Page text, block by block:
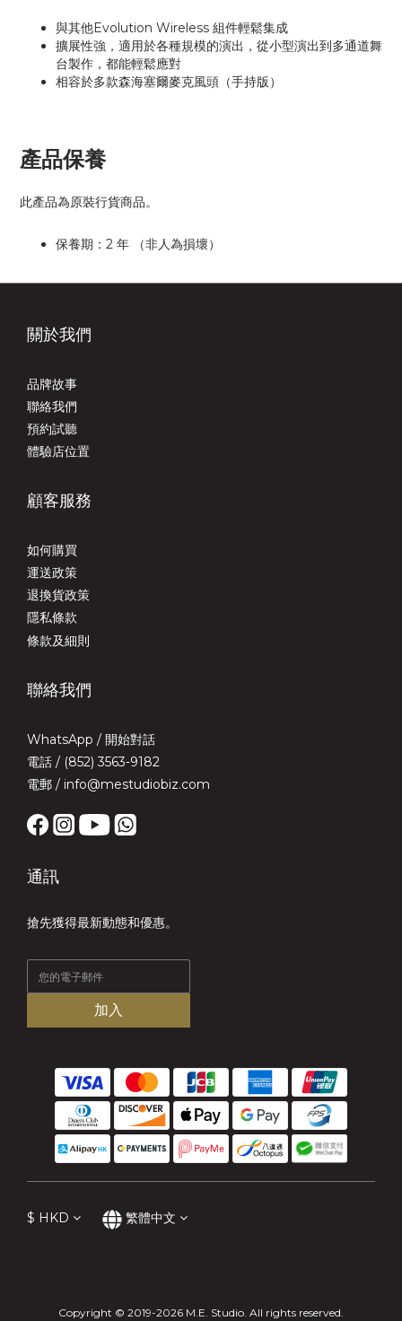
與其他Evolution Wireless 組件輕鬆集成
擴展性強，適用於各種規模的演出，從小型演出到多通道舞
台製作，都能輕鬆應對
相容於多款森海塞爾麥克風頭（手持版）
產品保養
此產品為原裝行貨商品。
保養期：2 年 （非人為損壞）
關於我們
品牌故事
聯絡我們
預約試聽
體驗店位置
顧客服務
如何購買
運送政策
退換貨政策
隱私條款
條款及細則
聯絡我們
WhatsApp / 開始對話
電話 / (852) 3563-9182
電郵 / info@mestudiobiz.com
通訊
搶先獲得最新動態和優惠。
加入
$ HKD 繁體中文
Copyright © 2019-2026 M.E. Studio. All rights reserved.